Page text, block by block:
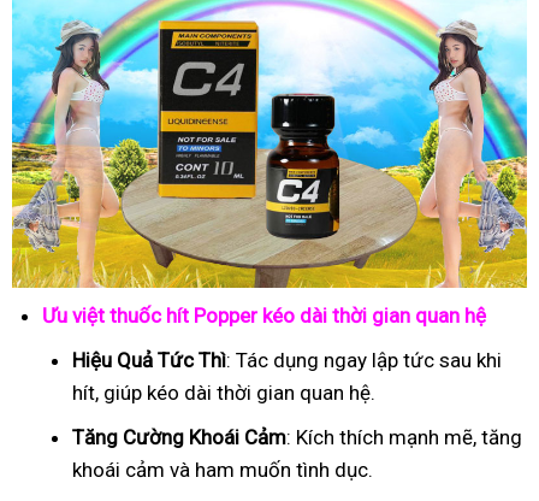
Ưu việt thuốc hít Popper kéo dài thời gian quan hệ
Hiệu Quả Tức Thì: Tác dụng ngay lập tức sau khi
hít, giúp kéo dài thời gian quan hệ.
Tăng Cường Khoái Cảm: Kích thích mạnh mẽ, tăng
khoái cảm và ham muốn tình dục.